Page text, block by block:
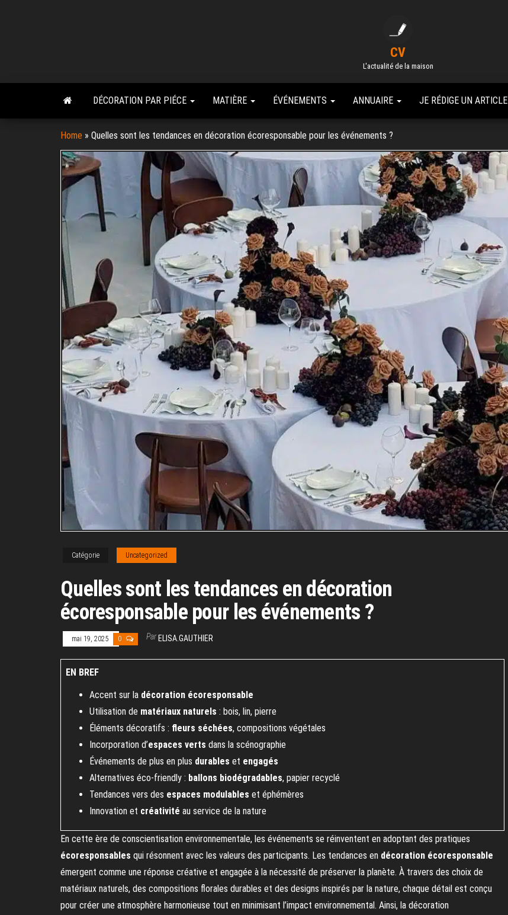
CV
L'actualité de la maison
DÉCORATION PAR PIÉCE MATIÈRE ÉVÉNEMENTS ANNUAIRE JE RÉDIGE UN ARTICLE
Home » Quelles sont les tendances en décoration écoresponsable pour les événements ?
Catégorie Uncategorized
Quelles sont les tendances en décoration
écoresponsable pour les événements ?
mai 19, 2025 0 Par ELISA.GAUTHIER
EN BREF
Accent sur la décoration écoresponsable
Utilisation de matériaux naturels : bois, lin, pierre
Éléments décoratifs : fleurs séchées, compositions végétales
Incorporation d’espaces verts dans la scénographie
Événements de plus en plus durables et engagés
Alternatives éco-friendly : ballons biodégradables, papier recyclé
Tendances vers des espaces modulables et éphémères
Innovation et créativité au service de la nature
En cette ère de conscientisation environnementale, les événements se réinventent en adoptant des pratiques
écoresponsables qui résonnent avec les valeurs des participants. Les tendances en décoration écoresponsable
émergent comme une réponse créative et engagée à la nécessité de préserver la planète. À travers des choix de
matériaux naturels, des compositions florales durables et des designs inspirés par la nature, chaque détail est conçu
pour créer une atmosphère harmonieuse tout en minimisant l’impact environnemental. Ainsi, la décoration